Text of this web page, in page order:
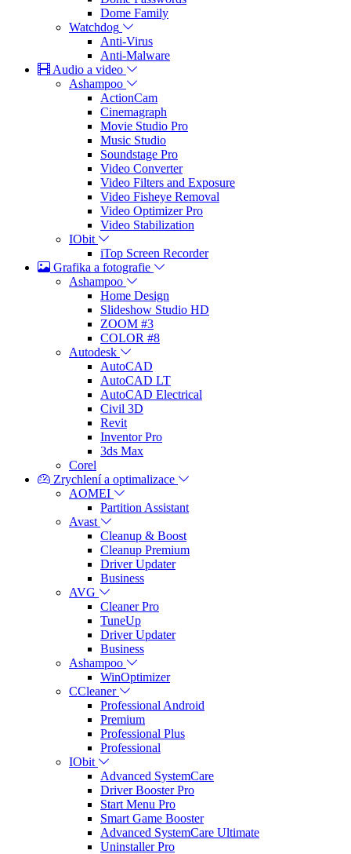
Dome Family
Watchdog
Anti-Virus
Anti-Malware
Audio a video
Ashampoo
ActionCam
Cinemagraph
Movie Studio Pro
Music Studio
Soundstage Pro
Video Converter
Video Filters and Exposure
Video Fisheye Removal
Video Optimizer Pro
Video Stabilization
IObit
iTop Screen Recorder
Grafika a fotografie
Ashampoo
Home Design
Slideshow Studio HD
ZOOM #3
COLOR #8
Autodesk
AutoCAD
AutoCAD LT
AutoCAD Electrical
Civil 3D
Revit
Inventor Pro
3ds Max
Corel
Zrychlení a optimalizace
AOMEI
Partition Assistant
Avast
Cleanup & Boost
Cleanup Premium
Driver Updater
Business
AVG
Cleaner Pro
TuneUp
Driver Updater
Business
Ashampoo
WinOptimizer
CCleaner
Professional Android
Premium
Professional Plus
Professional
IObit
Advanced SystemCare
Driver Booster Pro
Start Menu Pro
Smart Game Booster
Advanced SystemCare Ultimate
Uninstaller Pro